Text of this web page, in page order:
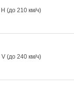
H (до 210 км/ч)
V (до 240 км/ч)